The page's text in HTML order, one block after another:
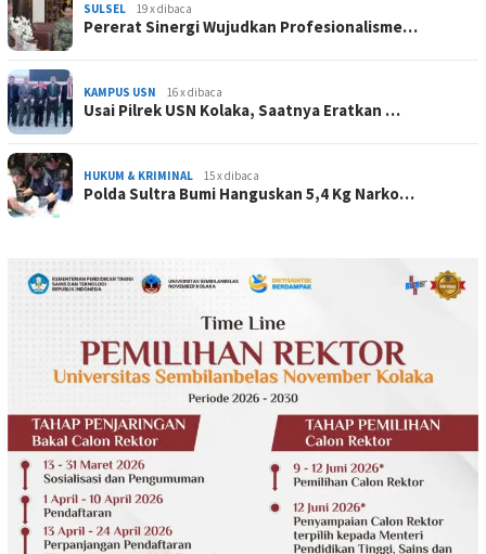
SULSEL 19 x dibaca
Pererat Sinergi Wujudkan Profesionalisme…
KAMPUS USN 16 x dibaca
Usai Pilrek USN Kolaka, Saatnya Eratkan …
HUKUM & KRIMINAL 15 x dibaca
Polda Sultra Bumi Hanguskan 5,4 Kg Narko…